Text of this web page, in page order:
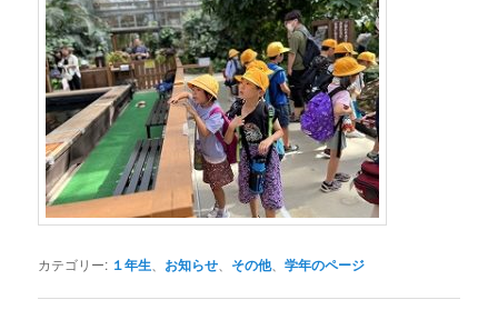
カテゴリー: １年生 お知らせ その他、学年のページ